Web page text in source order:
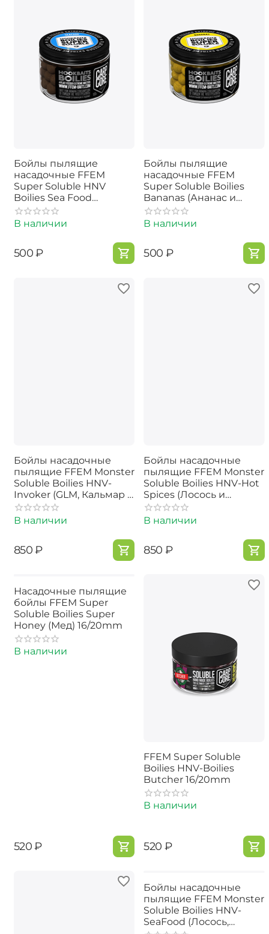
Бойлы пылящие
насадочные FFEM
Super Soluble HNV
Boilies Sea Food
(Лосось, Кальмар и
Ананас) 13mm
В наличии
‍500‍ ₽
Бойлы пылящие
насадочные FFEM
Super Soluble Boilies
Bananas (Ананас и
Банан) 13mm
В наличии
‍500‍ ₽
Бойлы насадочные
пылящие FFEM Monster
Soluble Boilies HNV-
Invoker (GLM, Кальмар и
Краб) 22mm 350г
В наличии
‍850‍ ₽
Бойлы насадочные
пылящие FFEM Monster
Soluble Boilies HNV-Hot
Spices (Лосось и
Острые Специи) 22mm
350г
В наличии
‍850‍ ₽
Насадочные пылящие
бойлы FFEM Super
Soluble Boilies Super
Honey (Мед) 16/20mm
В наличии
‍520‍ ₽
FFEM Super Soluble
Boilies HNV-Boilies
Butcher 16/20mm
В наличии
‍520‍ ₽
Бойлы насадочные
пылящие FFEM Monster
Soluble Boilies HNV-
SeaFood (Лосось,